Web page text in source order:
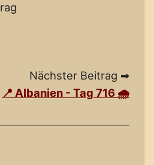
Nächster Beitrag ➡
📍 Albanien - Tag 716 🌧️